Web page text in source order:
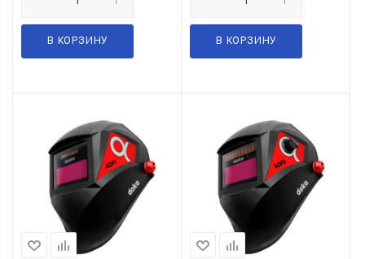
В КОРЗИНУ В КОРЗИНУ